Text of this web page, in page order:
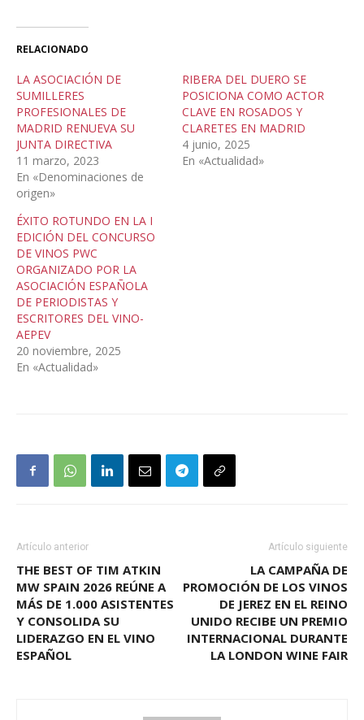
RELACIONADO
LA ASOCIACIÓN DE
SUMILLERES
PROFESIONALES DE
MADRID RENUEVA SU
JUNTA DIRECTIVA
11 marzo, 2023
En «Denominaciones de
origen»
RIBERA DEL DUERO SE
POSICIONA COMO ACTOR
CLAVE EN ROSADOS Y
CLARETES EN MADRID
4 junio, 2025
En «Actualidad»
ÉXITO ROTUNDO EN LA I
EDICIÓN DEL CONCURSO
DE VINOS PWC
ORGANIZADO POR LA
ASOCIACIÓN ESPAÑOLA
DE PERIODISTAS Y
ESCRITORES DEL VINO-
AEPEV
20 noviembre, 2025
En «Actualidad»
Artículo anterior
THE BEST OF TIM ATKIN
MW SPAIN 2026 REÚNE A
MÁS DE 1.000 ASISTENTES
Y CONSOLIDA SU
LIDERAZGO EN EL VINO
ESPAÑOL
Artículo siguiente
LA CAMPAÑA DE
PROMOCIÓN DE LOS VINOS
DE JEREZ EN EL REINO
UNIDO RECIBE UN PREMIO
INTERNACIONAL DURANTE
LA LONDON WINE FAIR